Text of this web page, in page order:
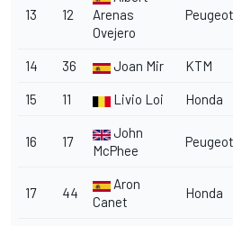
13 12
Arenas
Ovejero
Peugeot
14 36 Joan Mir KTM
15 11 Livio Loi Honda
16 17
John
McPhee
Peugeot
17 44
Aron
Canet
Honda